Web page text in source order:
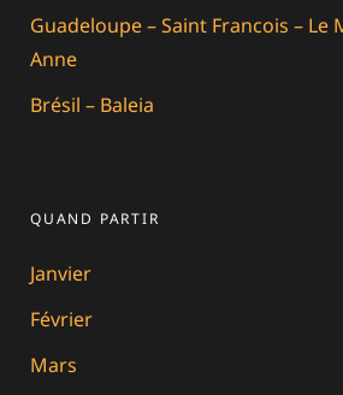
Guadeloupe – Saint Francois – Le
Anne
Brésil – Baleia
QUAND PARTIR
Janvier
Février
Mars